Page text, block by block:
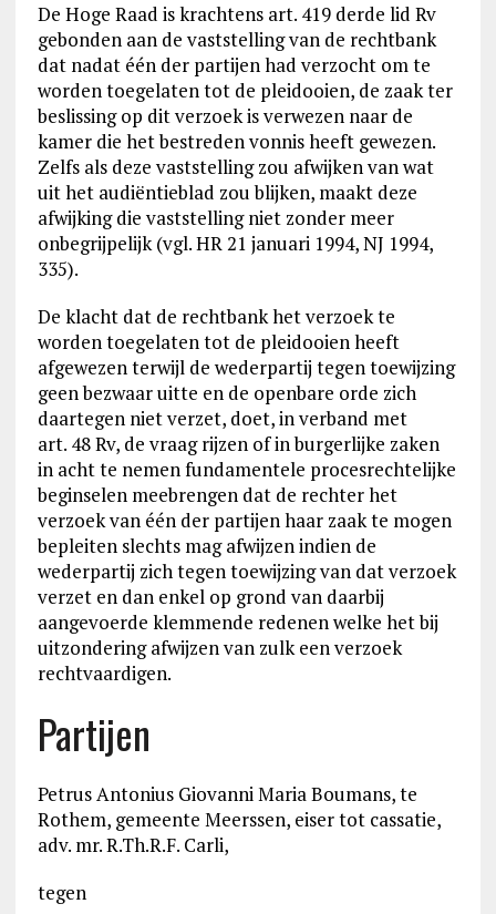
De Hoge Raad is krachtens art. 419 derde lid Rv
gebonden aan de vaststelling van de rechtbank
dat nadat één der partijen had verzocht om te
worden toegelaten tot de pleidooien, de zaak ter
beslissing op dit verzoek is verwezen naar de
kamer die het bestreden vonnis heeft gewezen.
Zelfs als deze vaststelling zou afwijken van wat
uit het audiëntieblad zou blijken, maakt deze
afwijking die vaststelling niet zonder meer
onbegrijpelijk (vgl. HR 21 januari 1994, NJ 1994,
335).
De klacht dat de rechtbank het verzoek te
worden toegelaten tot de pleidooien heeft
afgewezen terwijl de wederpartij tegen toewijzing
geen bezwaar uitte en de openbare orde zich
daartegen niet verzet, doet, in verband met
art. 48 Rv, de vraag rijzen of in burgerlijke zaken
in acht te nemen fundamentele procesrechtelijke
beginselen meebrengen dat de rechter het
verzoek van één der partijen haar zaak te mogen
bepleiten slechts mag afwijzen indien de
wederpartij zich tegen toewijzing van dat verzoek
verzet en dan enkel op grond van daarbij
aangevoerde klemmende redenen welke het bij
uitzondering afwijzen van zulk een verzoek
rechtvaardigen.
Partijen
Petrus Antonius Giovanni Maria Boumans, te
Rothem, gemeente Meerssen, eiser tot cassatie,
adv. mr. R.Th.R.F. Carli,
tegen